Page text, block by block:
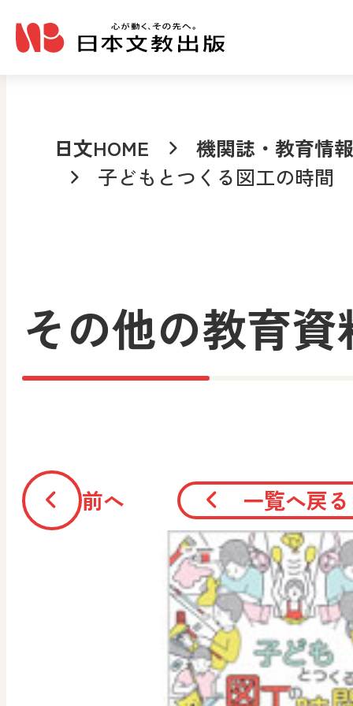
日文HOME
機関誌・教育情報
子どもとつくる図工の時間
その他の教育資
前へ 一覧へ戻る